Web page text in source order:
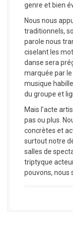
genre et bien
Nous nous
traditionnels,
parole nous
ciselant les
danse sera
marquée par le
musique
du groupe et
Mais l’acte
pas ou plus.
concrètes et
surtout notre
salles de
triptyque
pouvons, nous